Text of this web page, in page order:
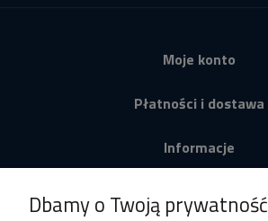
Moje konto
Płatności i dostawa
Informacje
Dbamy o Twoją prywatność